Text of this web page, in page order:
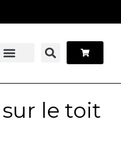
le toit